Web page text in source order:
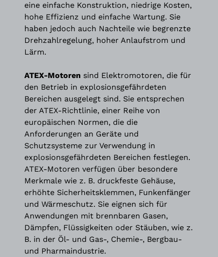
eine einfache Konstruktion, niedrige Kosten,
hohe Effizienz und einfache Wartung. Sie
haben jedoch auch Nachteile wie begrenzte
Drehzahlregelung, hoher Anlaufstrom und
Lärm.
ATEX-Motoren sind Elektromotoren, die für
den Betrieb in explosionsgefährdeten
Bereichen ausgelegt sind. Sie entsprechen
der ATEX-Richtlinie, einer Reihe von
europäischen Normen, die die
Anforderungen an Geräte und
Schutzsysteme zur Verwendung in
explosionsgefährdeten Bereichen festlegen.
ATEX-Motoren verfügen über besondere
Merkmale wie z. B. druckfeste Gehäuse,
erhöhte Sicherheitsklemmen, Funkenfänger
und Wärmeschutz. Sie eignen sich für
Anwendungen mit brennbaren Gasen,
Dämpfen, Flüssigkeiten oder Stäuben, wie z.
B. in der Öl- und Gas-, Chemie-, Bergbau-
und Pharmaindustrie.